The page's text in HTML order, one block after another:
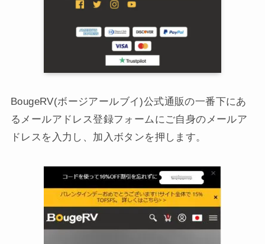
BougeRV(ボージアールブイ)公式通販の一番下にあ
るメールアドレス登録フォームにご自身のメールア
ドレスを入力し、加入ボタンを押します。